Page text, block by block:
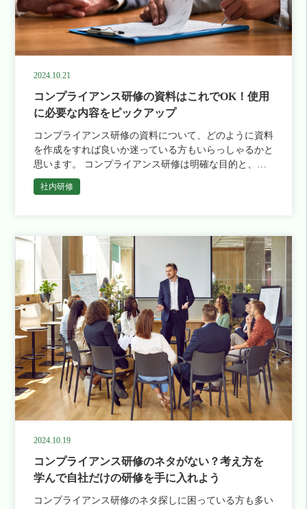
2024.10.21
コンプライアンス研修の資料はこれでOK！使用
に必要な内容をピックアップ
コンプライアンス研修の資料について、どのように資料
を作成をすれば良いか迷っている方もいらっしゃるかと
思います。 コンプライアンス研修は明確な目的と、会
社それぞれのルールを網羅することが重要です。 この
記事では、コンプライ […]
社内研修
2024.10.19
コンプライアンス研修のネタがない？考え方を
学んで自社だけの研修を手に入れよう
コンプライアンス研修のネタ探しに困っている方も多い